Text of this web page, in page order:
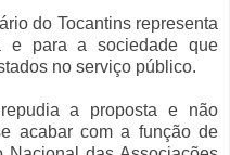
do Tocantins representa
e para a sociedade que
no serviço público.
a proposta e não
acabar com a função de